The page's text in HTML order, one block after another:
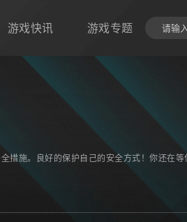
游戏快讯 游戏专题
施。良好的保护自己的安全方式！你还在